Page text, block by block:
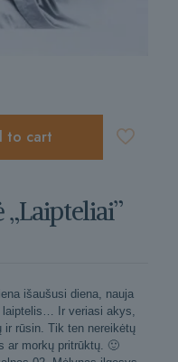
to cart
išaušusi diena, nauja
laiptelis… Ir veriasi akys,
rūsin. Tik ten nereikėtų
ar morkų pritrūktų. 🙂